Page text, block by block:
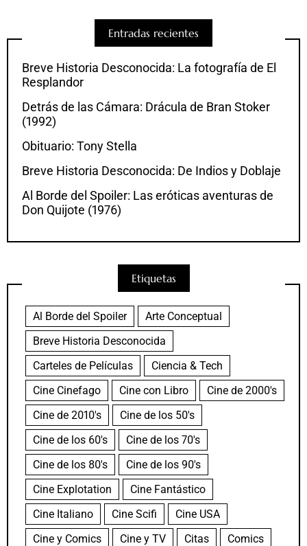
Entradas recientes
Breve Historia Desconocida: La fotografía de El
Resplandor
Detrás de las Cámara: Drácula de Bran Stoker
(1992)
Obituario: Tony Stella
Breve Historia Desconocida: De Indios y Doblaje
Al Borde del Spoiler: Las eróticas aventuras de
Don Quijote (1976)
Etiquetas
Al Borde del Spoiler
Arte Conceptual
Breve Historia Desconocida
Carteles de Películas
Ciencia & Tech
Cine Cinefago
Cine con Libro
Cine de 2000's
Cine de 2010's
Cine de los 50's
Cine de los 60's
Cine de los 70's
Cine de los 80's
Cine de los 90's
Cine Explotation
Cine Fantástico
Cine Italiano
Cine Scifi
Cine USA
Cine y Comics
Cine y TV Citas
Comics